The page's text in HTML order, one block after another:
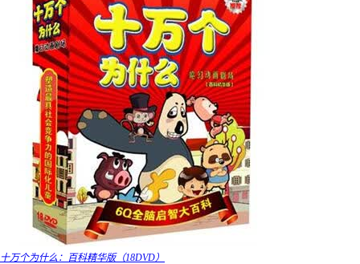
十万个为什么：百科精华版（18DVD）